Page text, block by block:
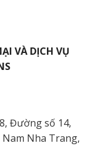
VÀ DỊCH VỤ
Đường số 14,
Nha Trang,